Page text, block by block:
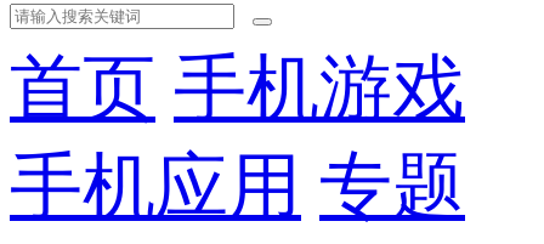
首页 手机游戏
手机应用 专题